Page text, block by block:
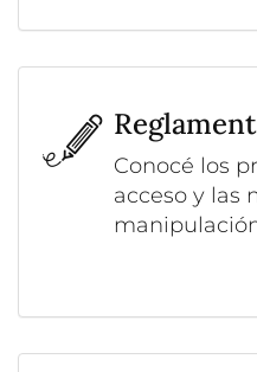
Conocé los
acceso y las